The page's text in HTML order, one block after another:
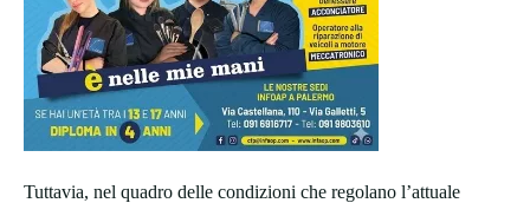
Tuttavia, nel quadro delle condizioni che regolano l’attuale